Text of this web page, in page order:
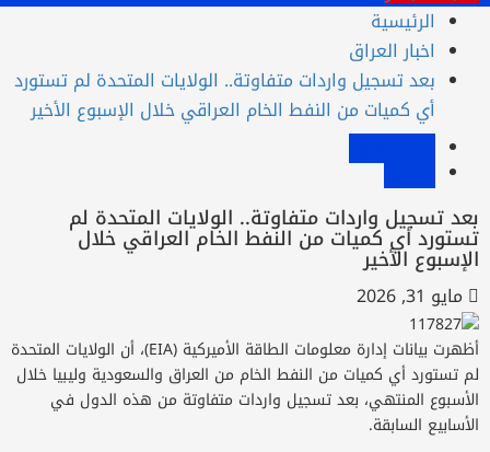
الرئيسية
اخبار العراق
بعد تسجيل واردات متفاوتة.. الولايات المتحدة لم تستورد
أي كميات من النفط الخام العراقي خلال الإسبوع الأخير
تسجيل واردات متفاوتة.. الولايات المتحدة لم
أي كميات من النفط الخام العراقي خلال
الأخير
مايو 31, 2026
أظهرت بيانات إدارة معلومات الطاقة الأميركية (EIA)، أن الولايات المتحدة
تستورد أي كميات من النفط الخام من العراق والسعودية وليبيا خلال
المنتهي، بعد تسجيل واردات متفاوتة من هذه الدول في
السابقة.